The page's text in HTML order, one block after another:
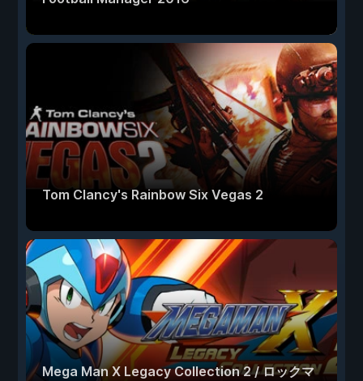
Tom Clancy's Rainbow Six Vegas 2
Mega Man X Legacy Collection 2 / ロックマ